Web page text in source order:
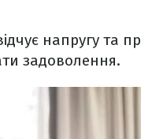
напругу та
задоволення.